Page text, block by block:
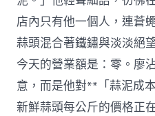
店內只有他一個人，連蒼
蒜頭混合著鐵鏽與淡淡絕
今天的營業額是：零。廖
意，而是他對**「蒜泥成
新鮮蒜頭每公斤的價格正